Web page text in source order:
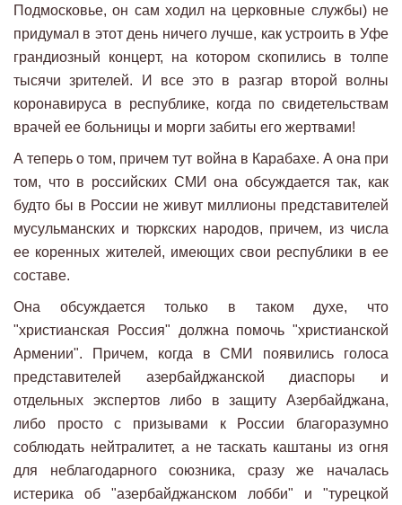
Подмосковье, он сам ходил на церковные службы) не
придумал в этот день ничего лучше, как устроить в Уфе
грандиозный концерт, на котором скопились в толпе
тысячи зрителей. И все это в разгар второй волны
коронавируса в республике, когда по свидетельствам
врачей ее больницы и морги забиты его жертвами!
А теперь о том, причем тут война в Карабахе. А она при
том, что в российских СМИ она обсуждается так, как
будто бы в России не живут миллионы представителей
мусульманских и тюркских народов, причем, из числа
ее коренных жителей, имеющих свои республики в ее
составе.
Она обсуждается только в таком духе, что
"христианская Россия" должна помочь "христианской
Армении". Причем, когда в СМИ появились голоса
представителей азербайджанской диаспоры и
отдельных экспертов либо в защиту Азербайджана,
либо просто с призывами к России благоразумно
соблюдать нейтралитет, а не таскать каштаны из огня
для неблагодарного союзника, сразу же началась
истерика об "азербайджанском лобби" и "турецкой